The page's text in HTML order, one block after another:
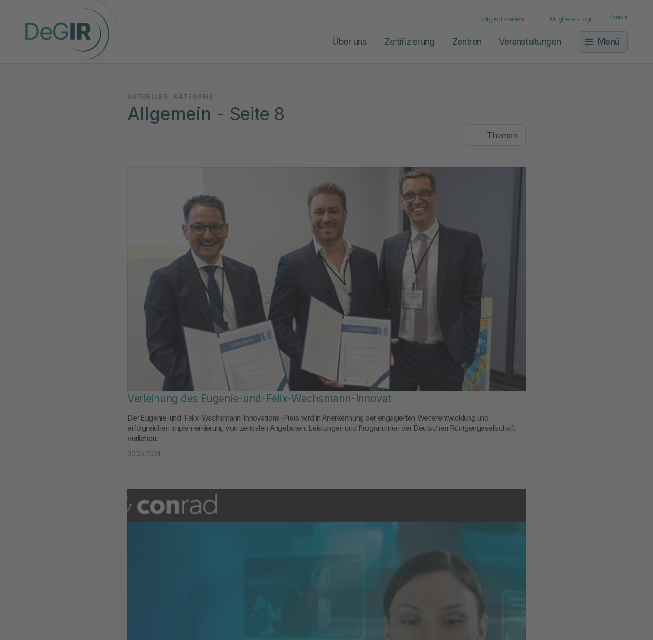
Mitglied werden Mitglieder-Login Kontakt
Über uns Zertifizierung Zentren Veranstaltungen Menü
AKTUELLES KATEGORIE
Allgemein - Seite 8
Themen
Verleihung des Eugenie-und-Felix-Wachsmann-Innovat
Der Eugenie-und-Felix-Wachsmann-Innovations-Preis wird in Anerkennung der engagierten Weiterentwicklung und
erfolgreichen Implementierung von zentralen Angeboten, Leistungen und Programmen der Deutschen Röntgengesellschaft
verliehen.
30.05.2024